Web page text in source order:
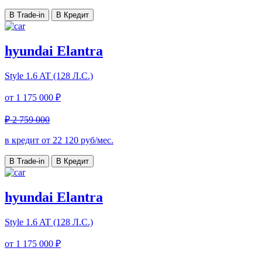
В Trade-in В Кредит
hyundai Elantra
Style 1.6 AT (128 Л.С.)
от 1 175 000 ₽
₽ 2 759 000
в кредит от 22 120 руб/мес.
В Trade-in В Кредит
hyundai Elantra
Style 1.6 AT (128 Л.С.)
от 1 175 000 ₽